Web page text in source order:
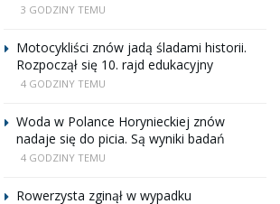
3 GODZINY TEMU
Motocykliści znów jadą śladami historii.
Rozpoczął się 10. rajd edukacyjny
4 GODZINY TEMU
Woda w Polance Horynieckiej znów
nadaje się do picia. Są wyniki badań
4 GODZINY TEMU
Rowerzysta zginął w wypadku